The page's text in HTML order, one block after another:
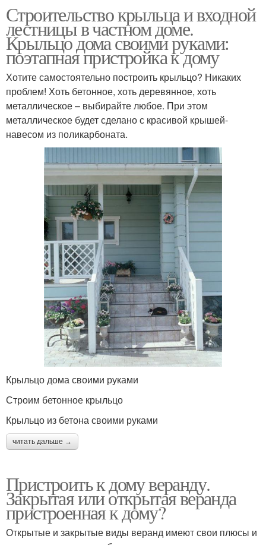
Строительство крыльца и входной
лестницы в частном доме.
Крыльцо дома своими руками:
поэтапная пристройка к дому
Хотите самостоятельно построить крыльцо? Никаких
проблем! Хоть бетонное, хоть деревянное, хоть
металлическое – выбирайте любое. При этом
металлическое будет сделано с красивой крышей-
навесом из поликарбоната.
Крыльцо дома своими руками
Строим бетонное крыльцо
Крыльцо из бетона своими руками
читать дальше →
Пристроить к дому веранду.
Закрытая или открытая веранда
пристроенная к дому?
Открытые и закрытые виды веранд имеют свои плюсы и